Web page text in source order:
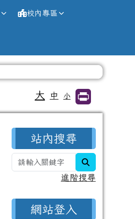
校內專區
大 中 小
右邊區域內容
站內搜尋
進階搜尋
網站登入